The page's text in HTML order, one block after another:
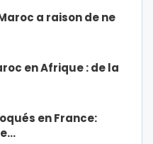
a raison de ne
en Afrique : de la
en France: